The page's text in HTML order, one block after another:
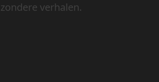
verhalen.